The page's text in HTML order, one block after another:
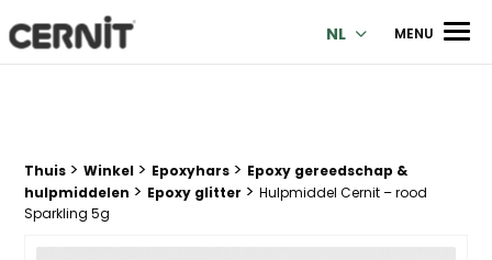
Cernit Une qualité haut de gamme pour des créations
NL MENU
Breadcrumb trail:
Thuis > Winkel > Epoxyhars > Epoxy gereedschap &
hulpmiddelen > Epoxy glitter > Hulpmiddel Cernit – rood
Sparkling 5g